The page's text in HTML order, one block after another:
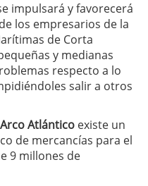
impulsará y favorecerá
los empresarios de la
de Corta
y medianas
respecto a lo
salir a otros
Arco Atlántico existe un
de mercancías para el
9 millones de